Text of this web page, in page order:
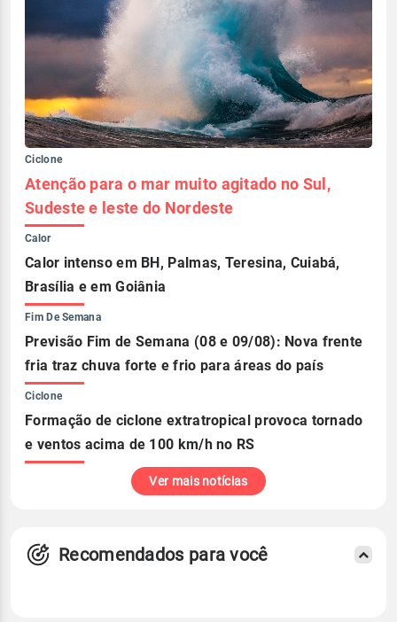
Ciclone
Atenção para o mar muito agitado no Sul,
Sudeste e leste do Nordeste
Calor
Calor intenso em BH, Palmas, Teresina, Cuiabá,
Brasília e em Goiânia
Fim De Semana
Previsão Fim de Semana (08 e 09/08): Nova frente
fria traz chuva forte e frio para áreas do país
Ciclone
Formação de ciclone extratropical provoca tornado
e ventos acima de 100 km/h no RS
Ver mais notícias
Recomendados para você